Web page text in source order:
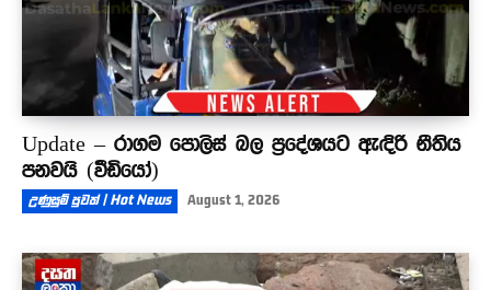
Update – රාගම පොලිස් බල ප්‍රදේශයට ඇඳිරි නීතිය
පනවයි (වීඩියෝ)
උණුසුම් පුවත් | Hot News August 1, 2026